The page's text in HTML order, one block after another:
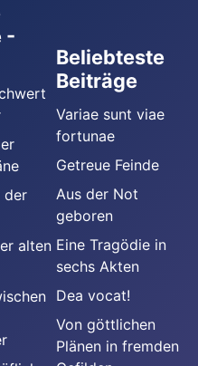
-
der
alten
Beliebteste
Beiträge
Variae sunt viae
fortunae
Getreue Feinde
Aus der Not
geboren
Eine Tragödie in
sechs Akten
Dea vocat!
Von göttlichen
Plänen in fremden